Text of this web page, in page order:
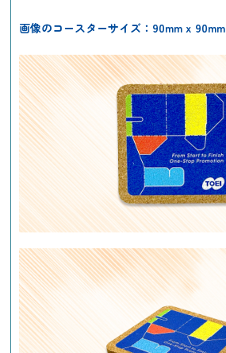
画像のコースターサイズ：90mm x 90mm